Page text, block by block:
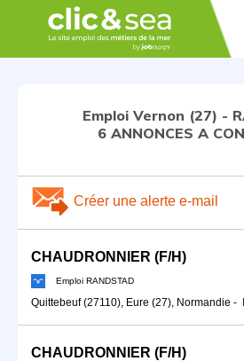
Emploi Vernon (27) -
6 ANNONCES A
Créer une alerte e-mail
CHAUDRONNIER (F/H)
Emploi RANDSTAD
Quittebeuf (27110), Eure (27), Normandie -
CHAUDRONNIER (F/H)